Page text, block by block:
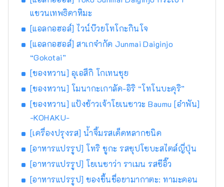
แขวนเทพธิดาหิมะ
[แอลกอฮอล์] ไวน์บ๊วยโทโกะกินโจ
[แอลกอฮอล์] สาเกจำกัด Junmai Daiginjo
“Gokotai”
[ของหวาน] อุเอสึกิ โกเทนซุย
[ของหวาน] โมนากะเกาลัด-อิริ “โทโนบะคุริ”
[ของหวาน] แป้งข้าวเจ้าโยเนซาวะ Baumu [อำพัน]
-KOHAKU-
[เครื่องปรุงรส] น้ำจิ้มรสเด็ดหลากชนิด
[อาหารแปรรูป] โทริ ชูกะ รสซุปโซบะสไตล์ญี่ปุ่น
[อาหารแปรรูป] โยเนซาว่า ราเมน รสซีอิ๊ว
[อาหารแปรรูป] ของขึ้นชื่อยามากาตะ: ทามะคอน